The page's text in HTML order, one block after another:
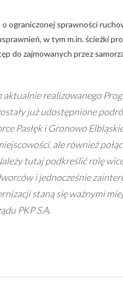
ograniczonej sprawności
w tym m.in. ścieżki
do zajmowanych przez
realizowanego
już udostępnione
Pasłęk i Gronowo
ale również
tutaj podkreślić rolę
i jednocześnie
staną się ważnymi
PKP S.A.